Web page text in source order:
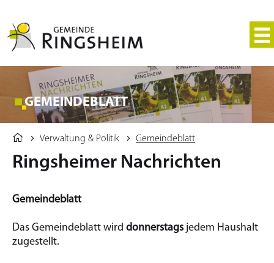
GEMEINDEBLATT
Verwaltung & Politik Gemeindeblatt
Ringsheimer Nachrichten
Gemeindeblatt
Das Gemeindeblatt wird donnerstags jedem Haushalt
zugestellt.